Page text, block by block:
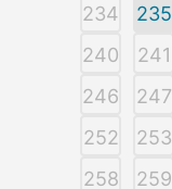
234
235
240
241
246
247
252
253
258
259